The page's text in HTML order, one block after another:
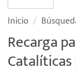
Inicio /
Recarga
Catalíticas